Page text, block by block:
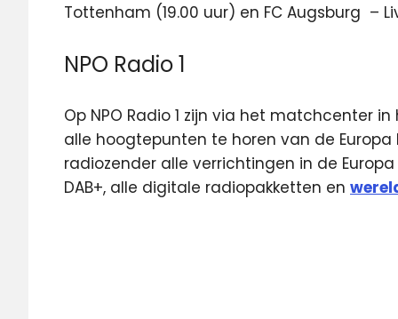
Tottenham (19.00 uur) en FC Augsburg –
NPO Radio 1
Op NPO Radio 1 zijn via het matchcenter
alle hoogtepunten te horen van de
radiozender alle verrichtingen in de Europa
DAB+, alle digitale radiopakketten en